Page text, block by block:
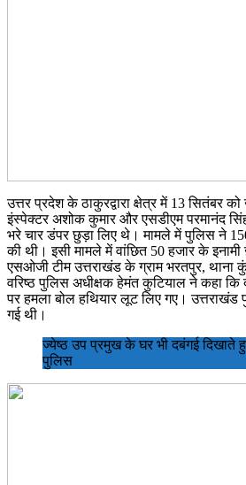
उत्तर प्रदेश के ठाकुरद्वारा क्षेत्र में 13 सितंबर
इंस्पेक्टर अशोक कुमार और एसडीएम परमानंद
भरे चार डंपर छुड़ा लिए थे। मामले में पुलिस ने 150
की थी। इसी मामले में वांछित 50 हजार के
एसओजी टीम उत्तराखंड के ग्राम भरतपुर, थाना
वरिष्ठ पुलिस अधीक्षक हेमंत कुटियाल ने कहा कि
पर हमला बोल हथियार लूट लिए गए। उत्तराखंड
गई थी।
ज्येष्ठ उप प्रमुख के घर भी दबंगई दिखाते
पुलिस